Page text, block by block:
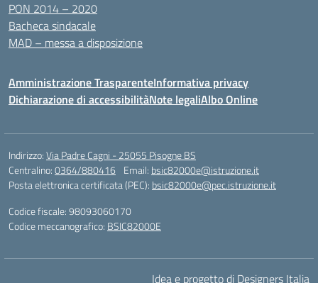
PON 2014 – 2020
Bacheca sindacale
MAD – messa a disposizione
Amministrazione TrasparenteInformativa privacy
Dichiarazione di accessibilitàNote legaliAlbo Online
Indirizzo:Via Padre Cagni - 25055 Pisogne BS
Centralino:0364/880416 Email: bsic82000e@istruzione.it
Posta elettronica certificata (PEC): bsic82000e@pec.istruzione.it
Codice fiscale: 98093060170
Codice meccanografico: BSIC82000E
Idea e progetto di Designers Italia